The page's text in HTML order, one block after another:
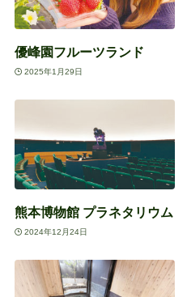
優峰園フルーツランド
2025年1月29日
熊本博物館 プラネタリウム
2024年12月24日